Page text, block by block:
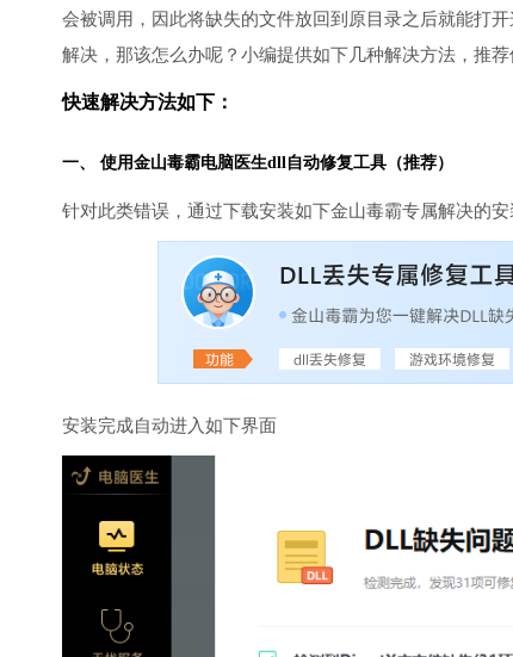
会被调用，因此将缺失的文件放回到原目录之后就能打
解决，那该怎么办呢？小编提供如下几种解决方法，推
快速解决方法如下：
一、 使用金山毒霸电脑医生dll自动修复工具（推荐）
针对此类错误，通过下载安装如下金山毒霸专属解决的
安装完成自动进入如下界面